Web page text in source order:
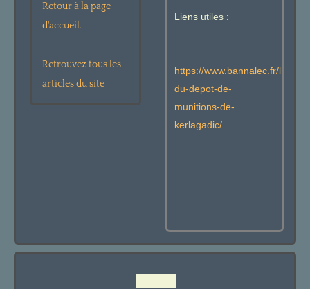
Retour à la page
d'accueil.
Retrouvez tous les
articles du site
Liens utiles :
https://www.bannalec.fr/
du-depot-de-
munitions-de-
kerlagadic/